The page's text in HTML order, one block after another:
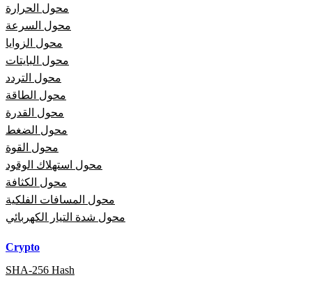
محول الحرارة
محول السرعة
محول الزوايا
محول البايتات
محول التردد
محول الطاقة
محول القدرة
محول الضغط
محول القوة
محول استهلاك الوقود
محول الكثافة
محول المسافات الفلكية
محول شدة التيار الكهربائي
Crypto
SHA-256 Hash